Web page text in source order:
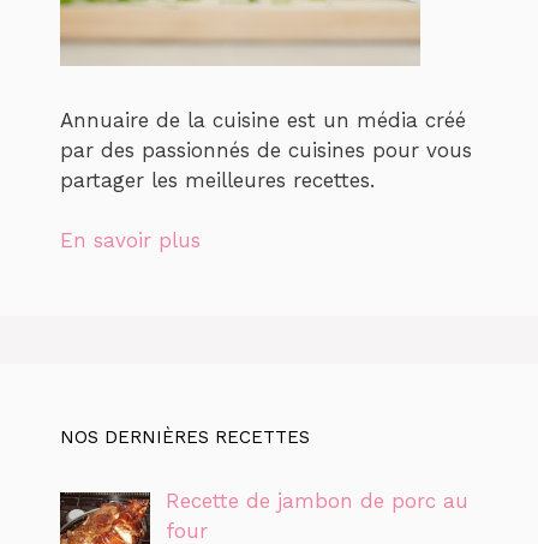
Annuaire de la cuisine est un média créé
par des passionnés de cuisines pour vous
partager les meilleures recettes.
En savoir plus
NOS DERNIÈRES RECETTES
Recette de jambon de porc au
four